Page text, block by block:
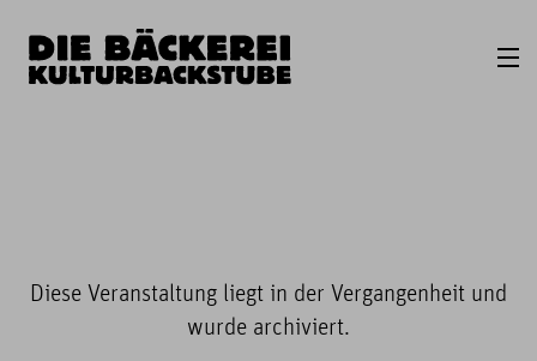
Diese Veranstaltung liegt in der Vergangenheit und
wurde archiviert.